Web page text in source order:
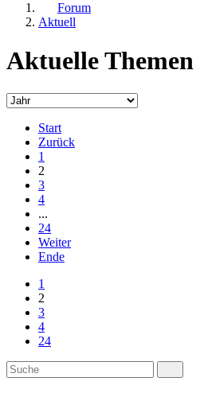
Forum
Aktuell
Aktuelle Themen
Start
Zurück
1
2
3
4
...
24
Weiter
Ende
1
2
3
4
24